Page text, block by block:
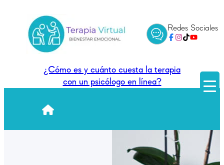
Redes Sociales
¿Cómo es y cuánto cuesta la terapia
con un psicólogo en línea?